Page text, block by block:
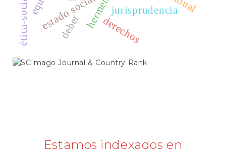
jurisprudencia
estado social
deber
ética-social derechos
SCIMAGO
Estamos indexados en